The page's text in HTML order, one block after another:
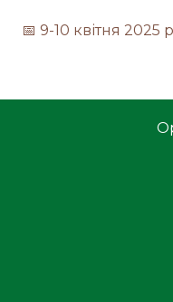
📅 9-10 квітня